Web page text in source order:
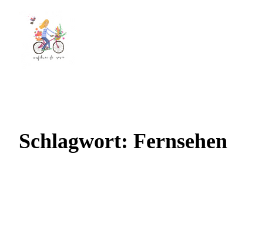
Schlagwort:Fernsehen